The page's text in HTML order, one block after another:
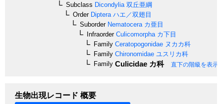
Subclass Dicondylia 双丘亜綱
OrderDiptera ハエ／双翅目
SuborderNematocera カ亜目
InfraorderCulicomorpha カ下目
Family Ceratopogonidae ヌカカ科
Family Chironomidae ユスリカ科
Family Culicidae カ科 直下の階級を表示
生物出現レコード 概要